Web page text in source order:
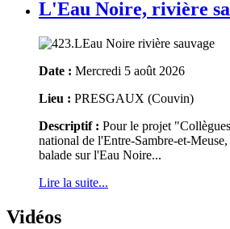
L'Eau Noire, rivière
Date : Mercredi 5 août 2026
Lieu : PRESGAUX (Couvin)
Descriptif : Pour le projet
national de l'Entre-Sambre-et-
balade sur l'Eau Noire...
Lire la suite...
Vidéos